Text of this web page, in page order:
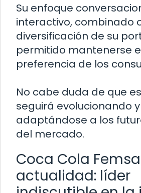
Su enfoque
interactivo, combinado
diversificación de su
permitido mantenerse
preferencia de los
No cabe duda de que
seguirá evolucionando y
adaptándose a los
del mercado.
Coca Cola
actualidad: líder